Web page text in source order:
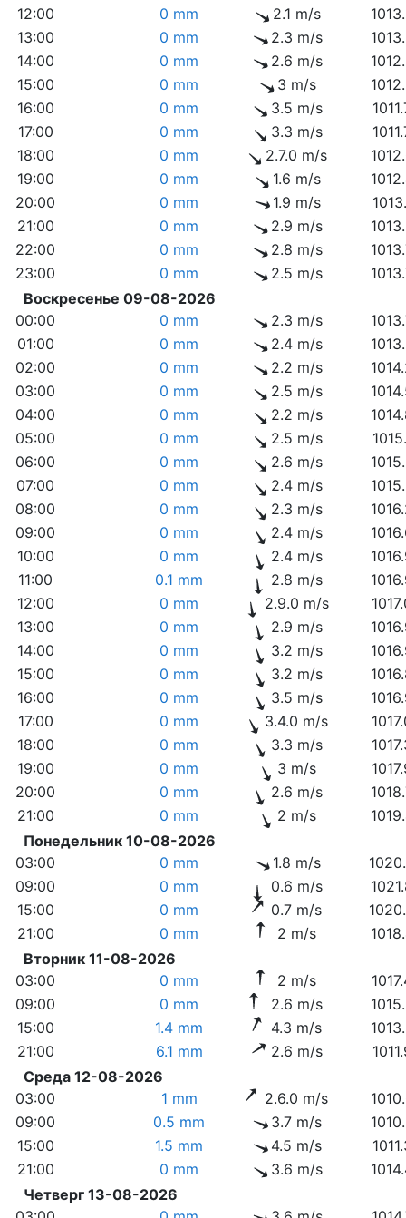
12:00
0 mm 2.1 m/s
13:00
0 mm 2.3 m/s
14:00
0 mm 2.6 m/s
15:00
0 mm 3 m/s
16:00
0 mm 3.5 m/s
17:00
0 mm 3.3 m/s
18:00
0 mm 2.7.0 m/s
19:00
0 mm 1.6 m/s
20:00
0 mm 1.9 m/s
21:00
0 mm 2.9 m/s
22:00
0 mm 2.8 m/s
23:00
0 mm 2.5 m/s
Воскресенье 09-08-2026
00:00
0 mm 2.3 m/s
01:00
0 mm 2.4 m/s
02:00
0 mm 2.2 m/s
03:00
0 mm 2.5 m/s
04:00
0 mm 2.2 m/s
05:00
0 mm 2.5 m/s
06:00
0 mm 2.6 m/s
07:00
0 mm 2.4 m/s
08:00
0 mm 2.3 m/s
09:00
0 mm 2.4 m/s
10:00
0 mm 2.4 m/s
11:00
0.1 mm 2.8 m/s
12:00
0 mm 2.9.0 m/s
13:00
0 mm 2.9 m/s
14:00
0 mm 3.2 m/s
15:00
0 mm 3.2 m/s
16:00
0 mm 3.5 m/s
17:00
0 mm 3.4.0 m/s
18:00
0 mm 3.3 m/s
19:00
0 mm 3 m/s
20:00
0 mm 2.6 m/s
21:00
0 mm 2 m/s
Понедельник 10-08-2026
03:00
0 mm 1.8 m/s
09:00
0 mm 0.6 m/s
15:00
0 mm 0.7 m/s
21:00
0 mm 2 m/s
Вторник 11-08-2026
03:00
0 mm 2 m/s
09:00
0 mm 2.6 m/s
15:00
1.4 mm 4.3 m/s
21:00
6.1 mm 2.6 m/s
Среда 12-08-2026
03:00
1 mm 2.6.0 m/s
09:00
0.5 mm 3.7 m/s
15:00
1.5 mm 4.5 m/s
21:00
0 mm 3.6 m/s
Четверг 13-08-2026